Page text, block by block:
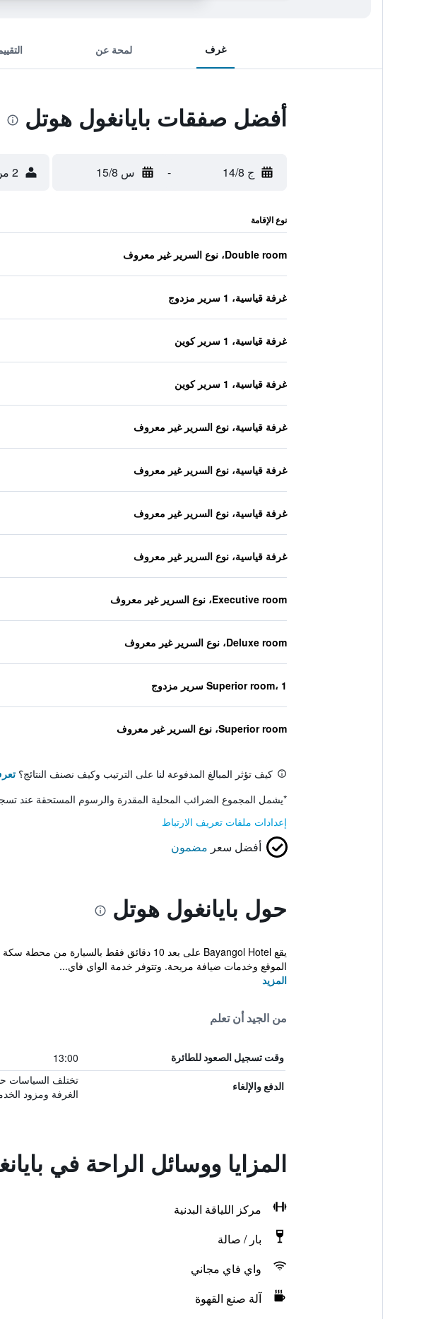
غرف لمحة عن
أفضل صفقات بايانغول هوتل
ج 14/8 - س 15/8 2 من الضيوف، غرفة واحدة
نوع الإقامة
Double room، نوع السرير غير معروف
غرفة قياسية، 1 سرير مزدوج
غرفة قياسية، 1 سرير كوين
غرفة قياسية، 1 سرير كوين
غرفة قياسية، نوع السرير غير معروف
غرفة قياسية، نوع السرير غير معروف
غرفة قياسية، نوع السرير غير معروف
غرفة قياسية، نوع السرير غير معروف
Executive room، نوع السرير غير معروف
Deluxe room، نوع السرير غير معروف
Superior room، 1 سرير مزدوج
Superior room، نوع السرير غير معروف
كيف تؤثر المبالغ المدفوعة لنا على الترتيب وكيف نصنف النتائج؟
*يشمل المجموع الضرائب المحلية المقدرة والرسوم المستحقة عند
إعدادات ملفات تعريف الارتباط
أفضل سعر مضمون
حول بايانغول هوتل
الموقع وخدمات ضيافة مريحة. وتتوفر خدمة الواي فاي...
المزيد
من الجيد أن تعلم
وقت تسجيل الصعود للطائرة 13:00
الدفع والإلغاء
تختلف السياسات
الغرفة ومزود
المزايا ووسائل الراحة في
مركز اللياقة البدنية
بار / صالة
واي فاي مجاني
آلة صنع القهوة